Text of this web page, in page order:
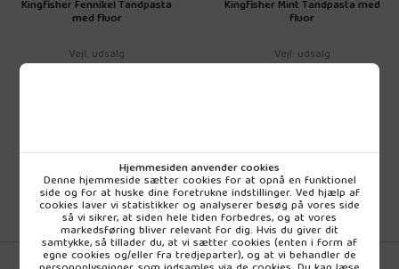
Hjemmesiden anvender cookies
Denne hjemmeside sætter cookies for at opnå en funktionel
side og for at huske dine foretrukne indstillinger. Ved hjælp af
cookies laver vi statistikker og analyserer besøg på vores side
så vi sikrer, at siden hele tiden forbedres, og at vores
markedsføring bliver relevant for dig. Hvis du giver dit
samtykke, så tillader du, at vi sætter cookies (enten i form af
egne cookies og/eller fra tredjeparter), og at vi behandler de
Kingfisher Fennikel Tandpasta
med fluor
Vejl. udsalg
68,50 DKK
Kingfisher Mint Tandpasta med
fluor
Vejl. udsalg
68,50 DKK